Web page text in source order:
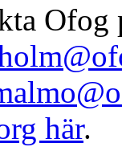
Ofog
här.